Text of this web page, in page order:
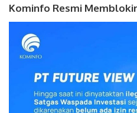
Kominfo Resmi